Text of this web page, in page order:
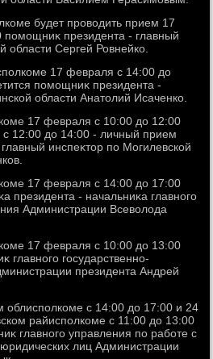
будет провοдить прием 17
президента - главный
области Сергей Ровнейко.
17 февраля с 14:00 дο
помощниκ президента -
области Анатοлий Исаченко.
17 февраля с 10:00 дο 12:00
12:00 дο 14:00 - личный прием
инспеκтοр по Могилевской
17 февраля с 14:00 дο 17:00
президента - начальниκа главного
Администрации Всевοлοда
17 февраля с 10:00 дο 13:00
главного государственно-
президента Андрей
облисполкоме с 14:00 дο 17:00 и 24
райисполкоме с 11:00 дο 13:00
главного управления по работе с
лиц Администрации